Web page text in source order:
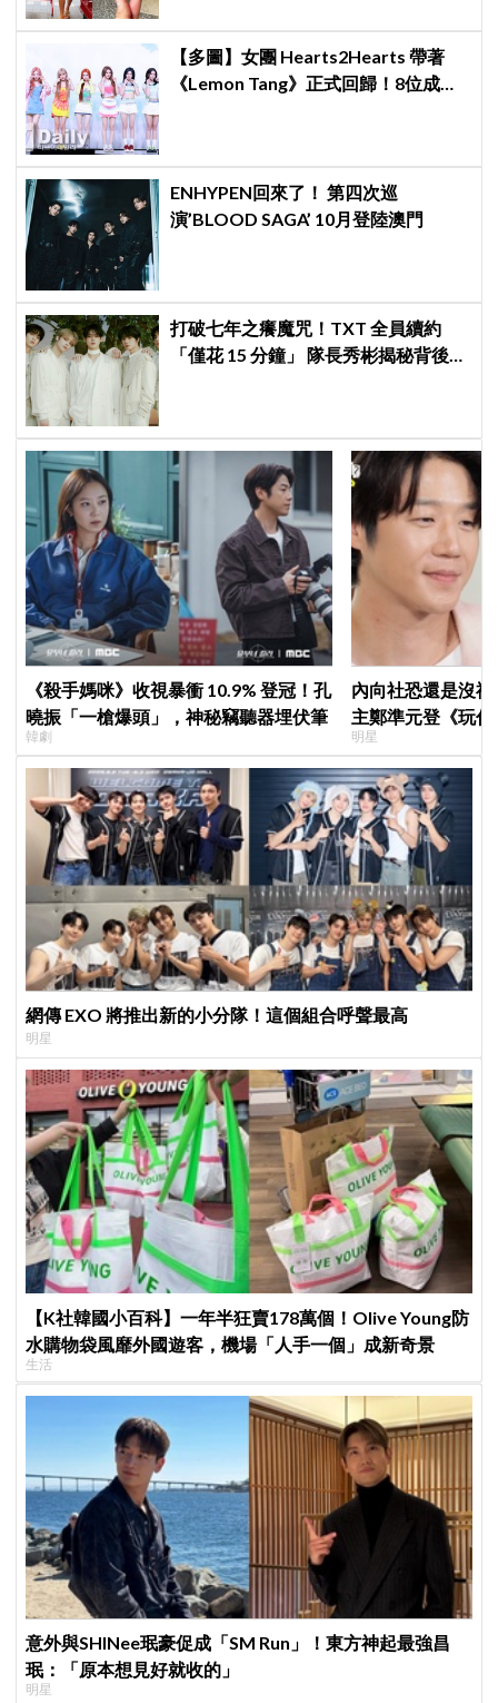
【多圖】女團 Hearts2Hearts 帶著
《Lemon Tang》正式回歸！8位成員
ENHYPEN回來了！ 第四次巡
演’BLOOD SAGA’ 10月登陸澳門
打破七年之癢魔咒！TXT 全員續約
「僅花 15 分鐘」 隊長秀彬揭秘背後原
《殺手媽咪》收視暴衝 10.9% 登冠！孔
曉振「一槍爆頭」，神秘竊聽器埋伏筆
韓劇
內向社恐還是沒
主鄭準元登《玩
在錫、孔曉振狂
明星
網傳 EXO 將推出新的小分隊！這個組合呼聲最高
明星
【K社韓國小百科】一年半狂賣178萬個！Olive Young防
水購物袋風靡外國遊客，機場「人手一個」成新奇景
生活
意外與SHINee珉豪促成「SM Run」！東方神起最強昌
珉：「原本想見好就收的」
明星